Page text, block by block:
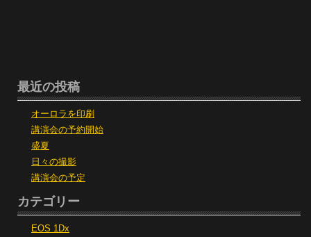
最近の投稿
オーロラを印刷
講演会の予約開始
盛夏
日々の撮影
講演会の予定
カテゴリー
EOS 1Dx